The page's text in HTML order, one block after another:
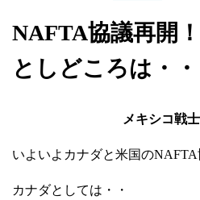
NAFTA協議再開
としどころは・・
メキシコ戦
いよいよカナダと米国のNAFTA
カナダとしては・・